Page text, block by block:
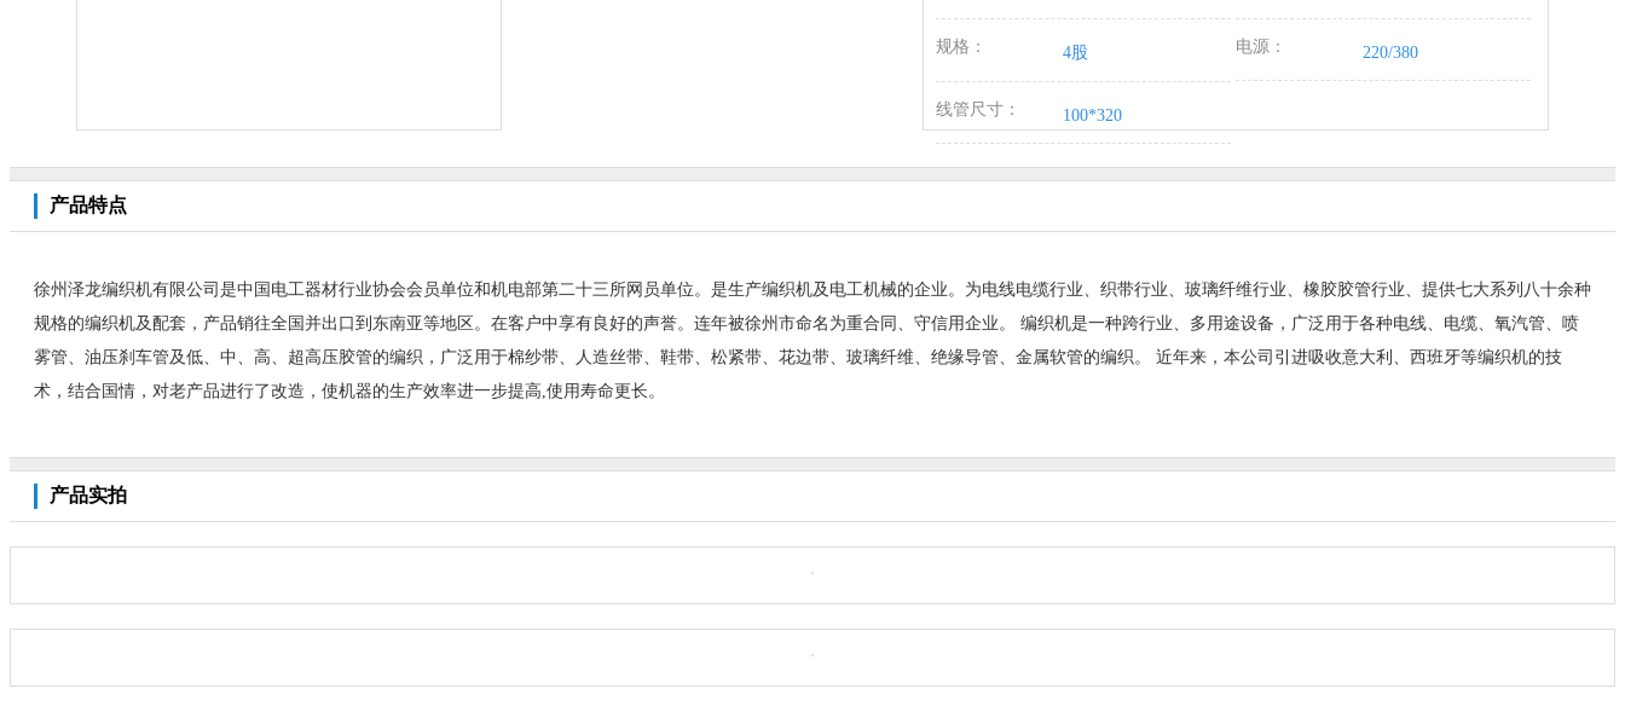
规格： 4股 电源： 220/380
线管尺寸： 100*320
产品特点
徐州泽龙编织机有限公司是中国电工器材行业协会会员单位和机电部第二十三所网员单位。是生产编织机及电工机械的企业。为电线电缆行业、织带行业、玻璃纤维行业、橡胶胶管行业、提供七大系列八十余种
规格的编织机及配套，产品销往全国并出口到东南亚等地区。在客户中享有良好的声誉。连年被徐州市命名为重合同、守信用企业。 编织机是一种跨行业、多用途设备，广泛用于各种电线、电缆、氧汽管、喷
雾管、油压刹车管及低、中、高、超高压胶管的编织，广泛用于棉纱带、人造丝带、鞋带、松紧带、花边带、玻璃纤维、绝缘导管、金属软管的编织。 近年来，本公司引进吸收意大利、西班牙等编织机的技
术，结合国情，对老产品进行了改造，使机器的生产效率进一步提高,使用寿命更长。
产品实拍